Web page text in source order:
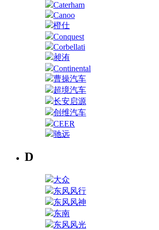
Caterham
Canoo
橙仕
Conquest
Corbellati
昶洧
Continental
曹操汽车
超境汽车
长安启源
创维汽车
CEER
驰远
D
大众
东风风行
东风风神
东南
东风风光